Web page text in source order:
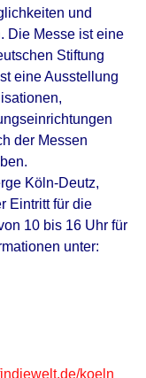
und
Die Messe ist eine
Stiftung
eine Ausstellung
der Messen
Köln-Deutz,
Eintritt für die
10 bis 16 Uhr für
unter:
koeln